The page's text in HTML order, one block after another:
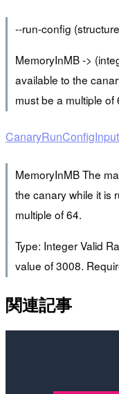
--run-config
MemoryInMB ->
available to the
must be a multiple of
MemoryInMB The
the canary while it is
multiple of 64.
Type: Integer Valid
value of 3008.
関連記事